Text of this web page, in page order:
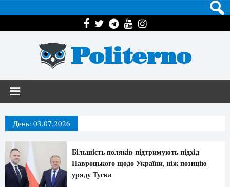
Politerno
День: 03.07.2026
Більшість поляків підтримують підхід
Навроцького щодо України, ніж позицію
уряду Туска